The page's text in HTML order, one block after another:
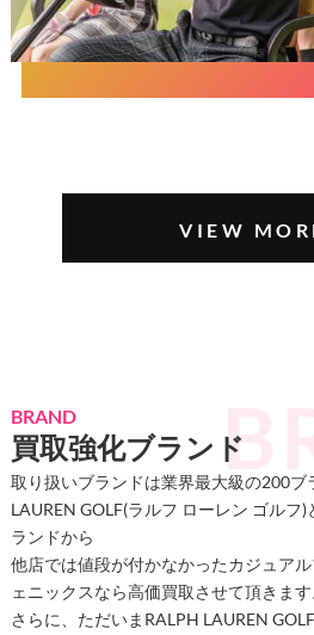
VIEW
BRAND
買取強化ブランド
取り扱いブランドは業界最大級の200ブ
LAUREN GOLF(ラルフ ローレン ゴル
ランドから
他店では値段が付かなかったカジュア
ェニックスなら高価買取させて頂きます
さらに、ただいまRALPH LAUREN